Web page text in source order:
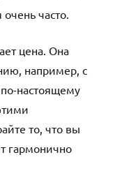
часто.
цена. Она
например, с
настоящему
то, что вы
гармонично